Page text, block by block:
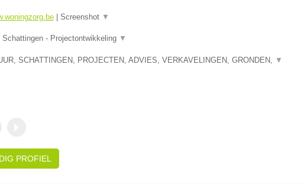
| Screenshot ▼
Schattingen - Projectontwikkeling ▼
SCHATTINGEN, PROJECTEN, ADVIES, VERKAVELINGEN, GRONDEN, ▼
PROFIEL